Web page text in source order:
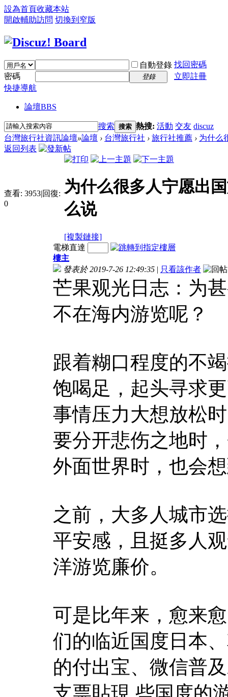
設為首頁收藏本站
開啟輔助訪問 切換到窄版
自動登錄 找回密碼
密碼
登錄
立即註冊
快捷導航
論壇BBS
搜索 搜索 熱搜: 活動 交友 discuz
台灣旅行社資訊論壇»論壇 › 台灣旅行社 › 旅行社推薦 › 为什么
返回列表
查看: 3953|回復:
0
为什么很多人宁愿出
么说
[複製鏈接]
電梯直達
樓主
發表於 2019-7-26 12:49:35 | 只看該作者
芒果观光日志：为
不在海内游览呢？
跟着糊口程度的不
饱喝足，起头寻求
事情压力大想放松
要分开悲伤之地时
外面世界时，也会
之前，大多人城市
平安感，且挺多人
洋游览廉价。
可是比年来，愈来
们的临近国度日本
的付出宝、微信普